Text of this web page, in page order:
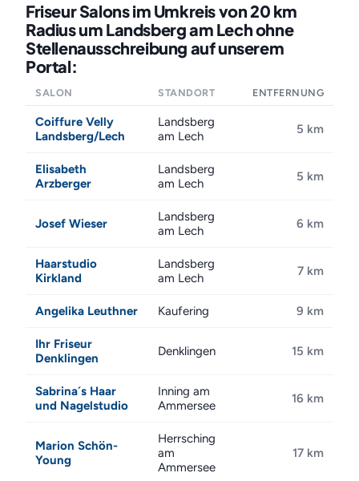
Friseur Salons im Umkreis von 20 km
Radius um Landsberg am Lech ohne
Stellenausschreibung auf unserem
Portal:
SALON STANDORT ENTFERNUNG
Coiffure Velly
Landsberg/Lech
Landsberg
am Lech
5 km
Elisabeth
Arzberger
Landsberg
am Lech
5 km
Josef Wieser
Landsberg
am Lech
6 km
Haarstudio
Kirkland
Landsberg
am Lech
7 km
Angelika Leuthner Kaufering 9 km
Ihr Friseur
Denklingen
Denklingen 15 km
Sabrina´s Haar
und Nagelstudio
Inning am
Ammersee
16 km
Marion Schön-
Young
Herrsching
am
Ammersee
17 km